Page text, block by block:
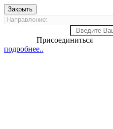
Закрыть
13569
Присоединиться
подробнее..